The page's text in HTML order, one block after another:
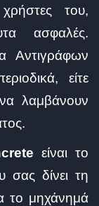
του,
ασφαλές.
Αντιγράφων
είτε
λαμβάνουν
είναι το
σας δίνει τη
το μηχάνημά